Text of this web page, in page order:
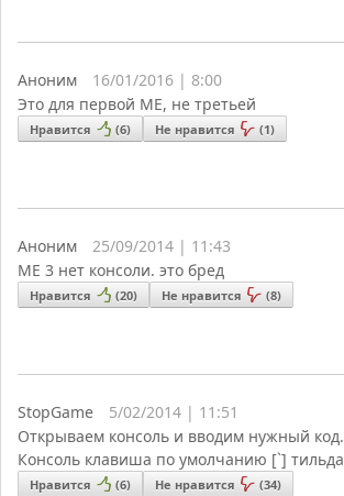
Аноним
16/01/2016 | 8:00
Это для первой ME, не третьей
Нравится (6) Не нравится (1)
Аноним
25/09/2014 | 11:43
ME 3 нет консоли. это бред
Нравится (20) Не нравится (8)
StopGame
5/02/2014 | 11:51
Открываем консоль и вводим нужный код.
Консоль клавиша по умолчанию [`] тильда
Нравится (6) Не нравится (34)